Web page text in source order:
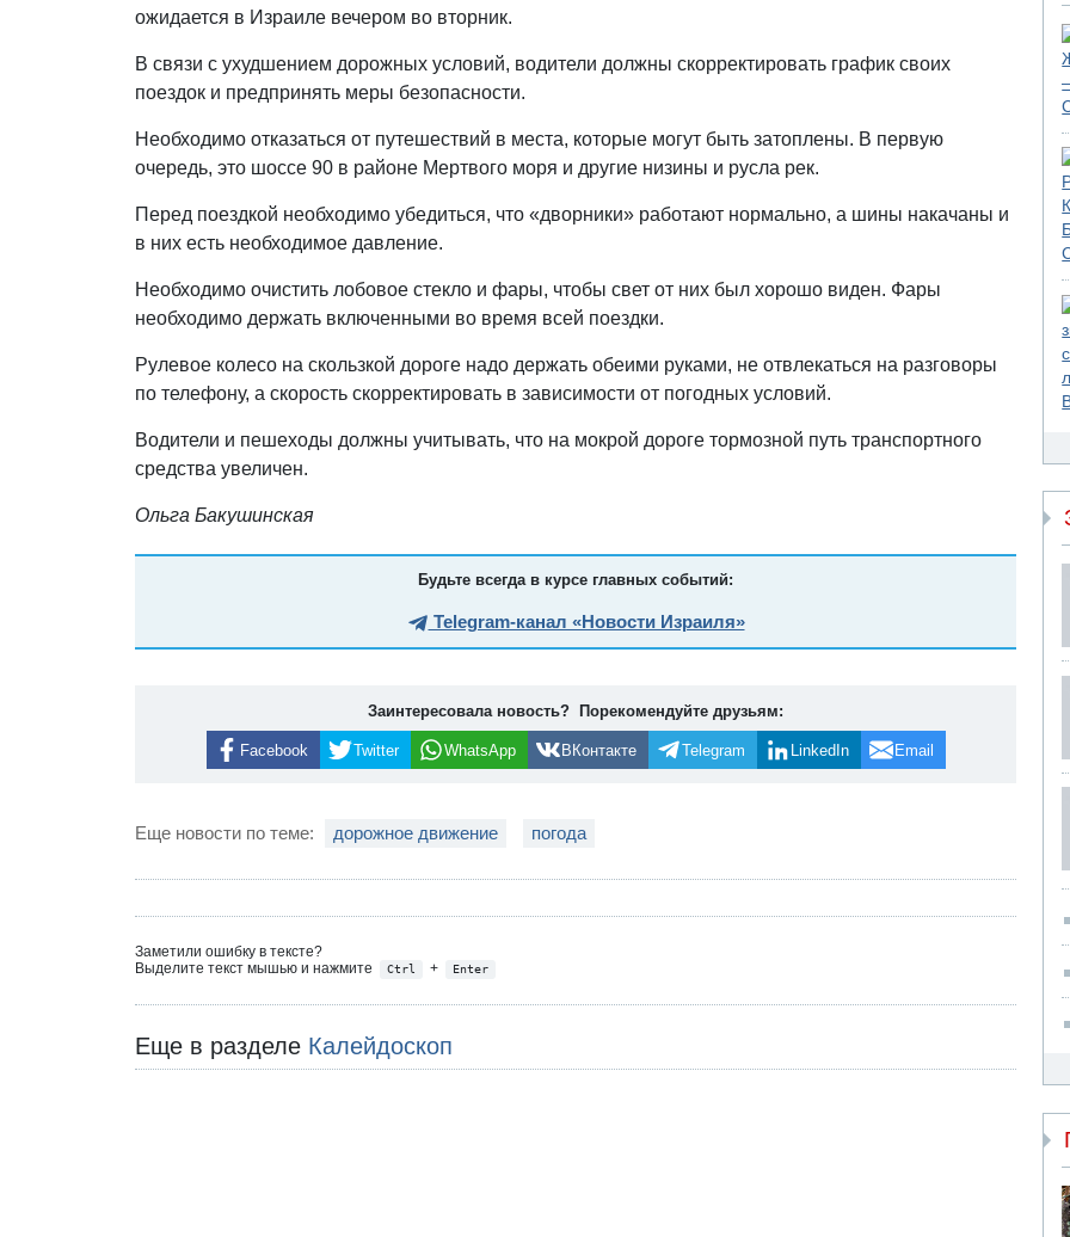
ожидается в Израиле вечером во вторник.
В связи с ухудшением дорожных условий, водители должны скорректировать график своих
поездок и предпринять меры безопасности.
Необходимо отказаться от путешествий в места, которые могут быть затоплены. В первую
очередь, это шоссе 90 в районе Мертвого моря и другие низины и русла рек.
Перед поездкой необходимо убедиться, что «дворники» работают нормально, а шины накачаны и
в них есть необходимое давление.
Необходимо очистить лобовое стекло и фары, чтобы свет от них был хорошо виден. Фары
необходимо держать включенными во время всей поездки.
Рулевое колесо на скользкой дороге надо держать обеими руками, не отвлекаться на разговоры
по телефону, а скорость скорректировать в зависимости от погодных условий.
Водители и пешеходы должны учитывать, что на мокрой дороге тормозной путь транспортного
средства увеличен.
Ольга Бакушинская
Будьте всегда в курсе главных событий:
Telegram-канал «Новости Израиля»
Заинтересовала новость? Порекомендуйте друзьям:
Facebook Twitter WhatsApp ВКонтакте Telegram LinkedIn Email
Еще новости по теме: дорожное движение погода
Заметили ошибку в тексте?
Выделите текст мышью и нажмите
Ctrl + Enter
Еще в разделе Калейдоскоп